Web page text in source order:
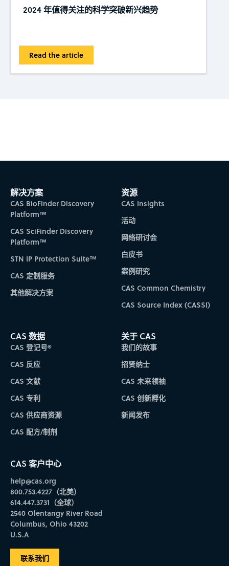
2024 年值得关注的科学突破新兴趋势
Read the article
Subscribe to CAS Insights
解决方案
CAS BioFinder Discovery
Platform™
CAS SciFinder Discovery
Platform™
STN IP Protection Suite™
CAS 定制服务
其他解决方案
资源
CAS Insights
活动
网络研讨会
白皮书
案例研究
CAS Common Chemistry
CAS Source Index (CASSI)
CAS 数据
CAS 登记号®
CAS 反应
CAS 文献
CAS 专利
CAS 供应商资源
CAS 配方/制剂
关于 CAS
我们的故事
招贤纳士
CAS 未来领袖
CAS 创新孵化
新闻发布
CAS 客户中心
help@cas.org
800.753.4227（北美）
614.447.3731（全球）
2540 Olentangy River Road
Columbus, Ohio 43202
U.S.A
联系我们